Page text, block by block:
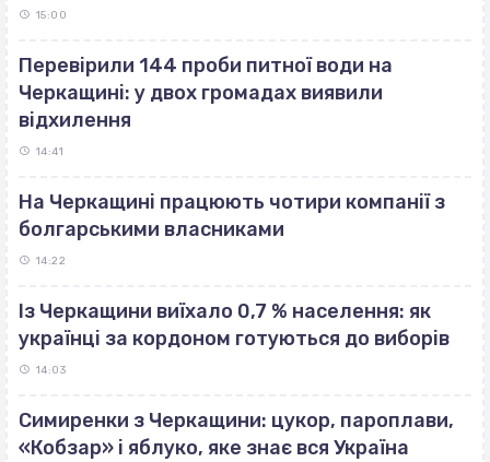
15:00
Перевірили 144 проби питної води на
Черкащині: у двох громадах виявили
відхилення
14:41
На Черкащині працюють чотири компанії з
болгарськими власниками
14:22
Із Черкащини виїхало 0,7 % населення: як
українці за кордоном готуються до виборів
14:03
Симиренки з Черкащини: цукор, пароплави,
«Кобзар» і яблуко, яке знає вся Україна